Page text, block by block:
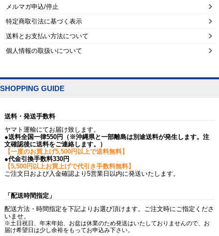
メルマガ申込/停止
特定商取引法に基づく表示
送料とお支払い方法について
個人情報の取扱いについて
SHOPPING GUIDE
送料・発送手数料
ヤマト運輸にてお届け致します。
●送料全国一律550円（※沖縄県と一部離島は別途送料が発生します。注
文確認後に送料をご連絡します。）
【一度のお買上げ5,500円以上で送料無料】
●代金引換手数料330円
【5,500円以上お買上げで代引き手数料無料】
ご注文日および入金確認より5営業日以内に発送いたします。
「配送時間指定」
配送方法・時間指定を下記よりお選び頂けます。ご注文時にご指定くださ
いませ。
※土日祝日、年末年始、お盆は休業のため発送はいたしておりませんので、お
届け希望日は少し余裕をもってお申込み下さい。